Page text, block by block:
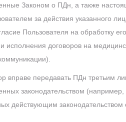
Законом о ПДн, а также
за действия указанного
Пользователя на обработку
исполнения договоров на
вправе передавать ПДн третьим
законодательством
действующим законодательством